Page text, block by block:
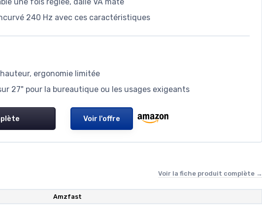
240 Hz avec ces caractéristiques
ergonomie limitée
27" pour la bureautique ou les usages exigeants
Voir l'offre
Voir la fiche produit complète →
‎Amzfast